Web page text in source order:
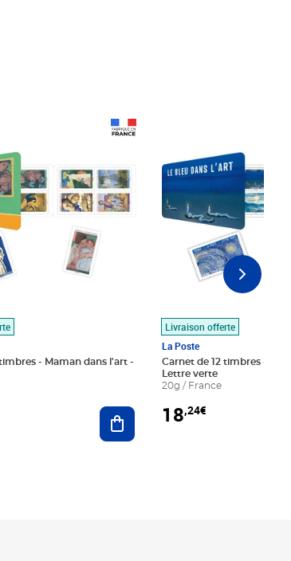
- Maman dans l'art -
Ajouter au panier
Livraison offerte
La Poste
Carnet de 12 timbres - Le
Lettre verte
20g / France
18,24€